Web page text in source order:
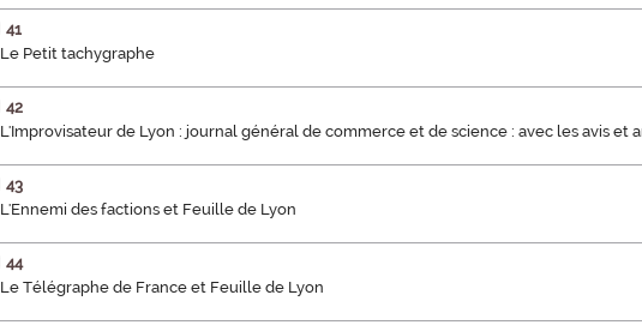
41
Le Petit tachygraphe
42
L'Improvisateur de Lyon : journal général de commerce et de science : avec les avis et
43
L'Ennemi des factions et Feuille de Lyon
44
Le Télégraphe de France et Feuille de Lyon